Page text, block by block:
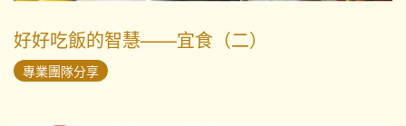
好好吃飯的智慧——宜食（二）
專業團隊分享